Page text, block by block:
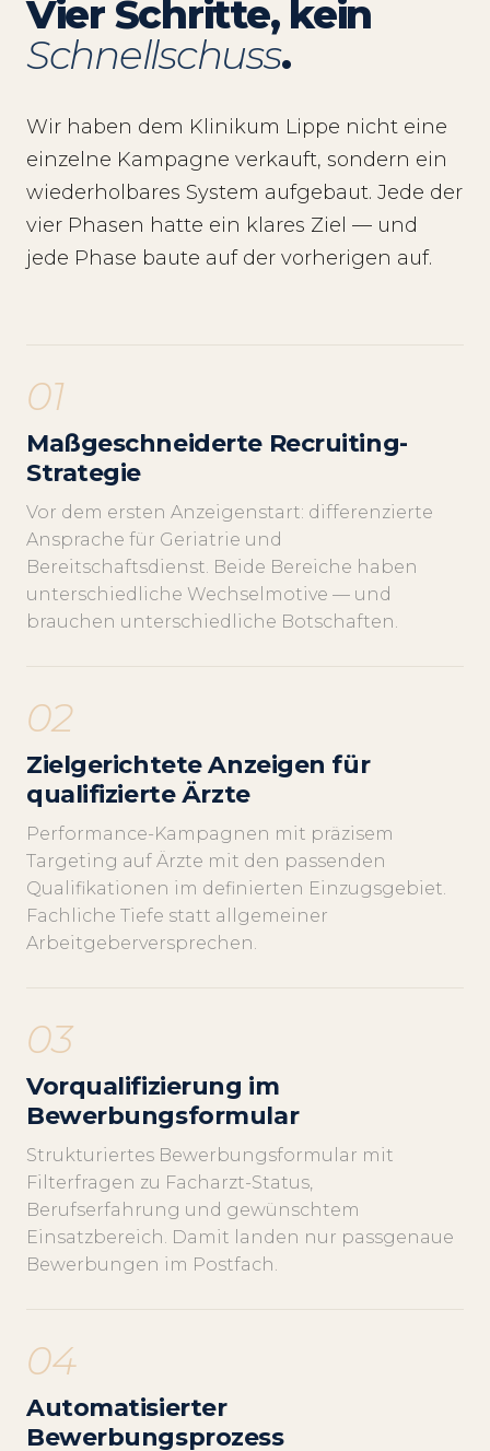
Vier Schritte, kein
Schnellschuss.
Wir haben dem Klinikum Lippe nicht eine
einzelne Kampagne verkauft, sondern ein
wiederholbares System aufgebaut. Jede der
vier Phasen hatte ein klares Ziel — und
jede Phase baute auf der vorherigen auf.
01
Maßgeschneiderte Recruiting-
Strategie
Vor dem ersten Anzeigenstart: differenzierte
Ansprache für Geriatrie und
Bereitschaftsdienst. Beide Bereiche haben
unterschiedliche Wechselmotive — und
brauchen unterschiedliche Botschaften.
02
Zielgerichtete Anzeigen für
qualifizierte Ärzte
Performance-Kampagnen mit präzisem
Targeting auf Ärzte mit den passenden
Qualifikationen im definierten Einzugsgebiet.
Fachliche Tiefe statt allgemeiner
Arbeitgeberversprechen.
03
Vorqualifizierung im
Bewerbungsformular
Strukturiertes Bewerbungsformular mit
Filterfragen zu Facharzt-Status,
Berufserfahrung und gewünschtem
Einsatzbereich. Damit landen nur passgenaue
Bewerbungen im Postfach.
04
Automatisierter
Bewerbungsprozess